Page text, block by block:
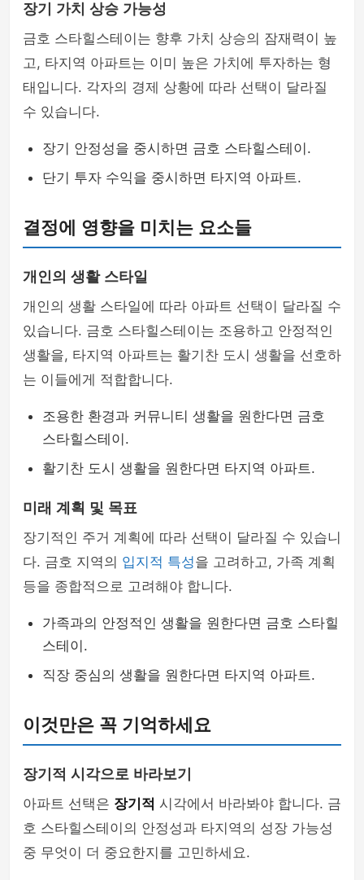
장기 가치 상승 가능성
금호 스타힐스테이는 향후 가치 상승의 잠재력이 높
고, 타지역 아파트는 이미 높은 가치에 투자하는 형
태입니다. 각자의 경제 상황에 따라 선택이 달라질
수 있습니다.
장기 안정성을 중시하면 금호 스타힐스테이.
단기 투자 수익을 중시하면 타지역 아파트.
결정에 영향을 미치는 요소들
개인의 생활 스타일
개인의 생활 스타일에 따라 아파트 선택이 달라질 수
있습니다. 금호 스타힐스테이는 조용하고 안정적인
생활을, 타지역 아파트는 활기찬 도시 생활을 선호하
는 이들에게 적합합니다.
조용한 환경과 커뮤니티 생활을 원한다면 금호
스타힐스테이.
활기찬 도시 생활을 원한다면 타지역 아파트.
미래 계획 및 목표
장기적인 주거 계획에 따라 선택이 달라질 수 있습니
다. 금호 지역의 입지적 특성을 고려하고, 가족 계획
등을 종합적으로 고려해야 합니다.
가족과의 안정적인 생활을 원한다면 금호 스타힐
스테이.
직장 중심의 생활을 원한다면 타지역 아파트.
이것만은 꼭 기억하세요
장기적 시각으로 바라보기
아파트 선택은 장기적 시각에서 바라봐야 합니다. 금
호 스타힐스테이의 안정성과 타지역의 성장 가능성
중 무엇이 더 중요한지를 고민하세요.